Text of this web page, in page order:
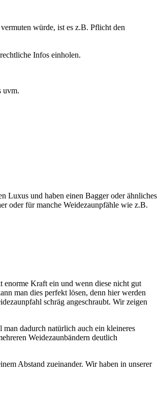
würde, ist es z.B. Pflicht den
Infos einholen.
uvm.
Luxus und haben einen Bagger oder ähnliches
oder für manche Weidezaunpfähle wie z.B.
enorme Kraft ein und wenn diese nicht gut
man dies perfekt lösen, denn hier werden
schräg angeschraubt. Wir zeigen
dadurch natürlich auch ein kleineres
Weidezaunbändern deutlich
Abstand zueinander. Wir haben in unserer